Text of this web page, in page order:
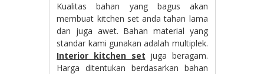
Kualitas bahan yang bagus akan
membuat kitchen set anda tahan lama
dan juga awet. Bahan material yang
standar kami gunakan adalah multiplek.
Interior kitchen set juga beragam.
Harga ditentukan berdasarkan bahan